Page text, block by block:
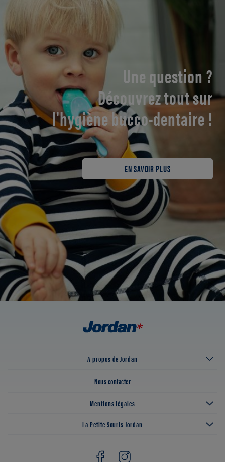
Une question ?
Découvrez tout sur
l'hygiène bucco-dentaire !
EN SAVOIR PLUS
A propos de Jordan
Nous contacter
Mentions légales
La Petite Souris Jordan